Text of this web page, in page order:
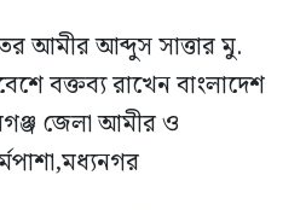
আমীর আব্দুস সাত্তার মু.
বক্তব্য রাখেন বাংলাদেশ
জেলা আমীর ও